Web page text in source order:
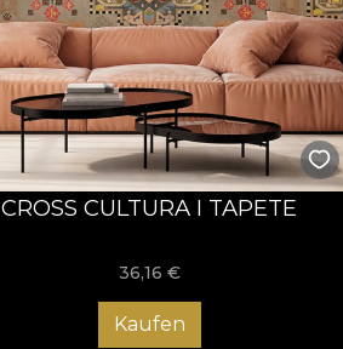
CROSS CULTURA I TAPETE
36,16 €
Kaufen